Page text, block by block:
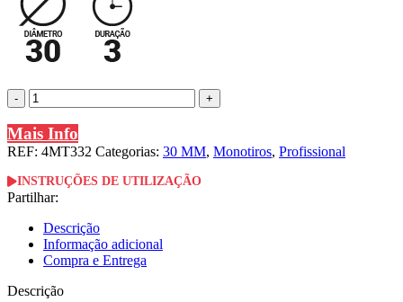
Quantidade
de
4MT332
-
CANDELA
30MM
Rasto
Branco
Mais Info
REF: 4MT332 Categorias: 30 MM, Monotiros, Profissional
INSTRUÇÕES DE UTILIZAÇÃO
Partilhar:
Descrição
Informação adicional
Compra e Entrega
Descrição